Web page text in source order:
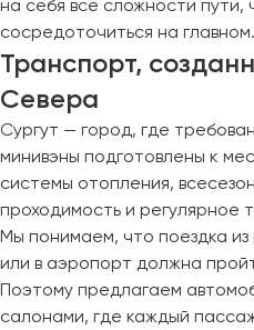
на себя все сложности пути,
сосредоточиться на главном.
Транспорт,
Севера
Сургут — город, где
минивэны подготовлены к
системы отопления,
проходимость и регулярное
Мы понимаем, что поездка
или в аэропорт должна
Поэтому предлагаем
салонами, где каждый